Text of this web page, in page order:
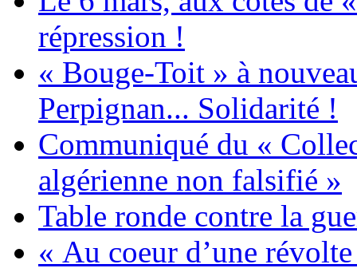
répression !
« Bouge-Toit » à
Perpignan... Solidarité !
Communiqué du «
algérienne non falsifié »
Table ronde contre la
« Au coeur d’une